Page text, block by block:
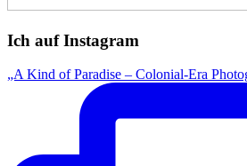
Ich auf Instagram
„A Kind of Paradise – Colonial-Era